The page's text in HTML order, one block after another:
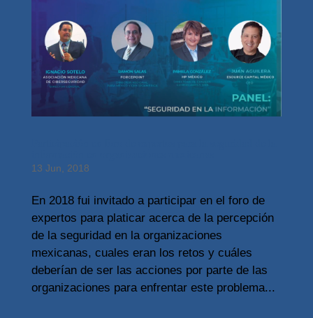
13 Jun, 2018
En 2018 fui invitado a participar en el foro de
expertos para platicar acerca de la percepción
de la seguridad en la organizaciones
mexicanas, cuales eran los retos y cuáles
deberían de ser las acciones por parte de las
organizaciones para enfrentar este problema...